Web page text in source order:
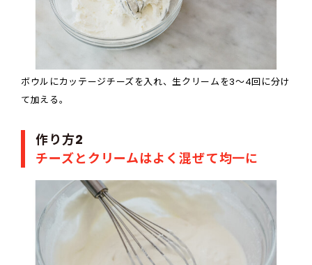
ボウルにカッテージチーズを入れ、生クリームを3〜4回に分け
て加える。
作り方2
チーズとクリームはよく混ぜて均一に